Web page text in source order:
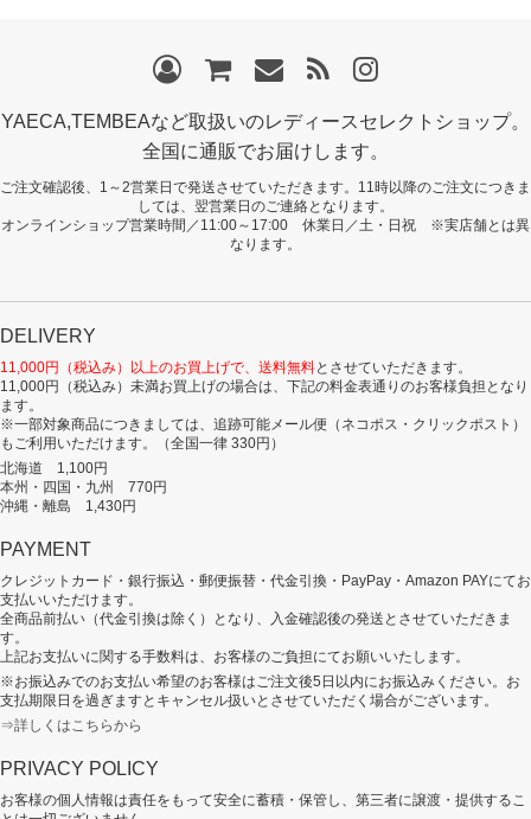
YAECA,TEMBEAなど取扱いのレディースセレクトショップ。
全国に通販でお届けします。
ご注文確認後、1～2営業日で発送させていただきます。11時以降のご注文につきま
しては、翌営業日のご連絡となります。
オンラインショップ営業時間／11:00～17:00 休業日／土・日祝 ※実店舗とは異
なります。
DELIVERY
11,000円（税込み）以上のお買上げで、送料無料とさせていただきます。
11,000円（税込み）未満お買上げの場合は、下記の料金表通りのお客様負担となり
ます。
※一部対象商品につきましては、追跡可能メール便（ネコポス・クリックポスト）
もご利用いただけます。（全国一律 330円）
北海道 1,100円
本州・四国・九州 770円
沖縄・離島 1,430円
PAYMENT
クレジットカード・銀行振込・郵便振替・代金引換・PayPay・Amazon PAYにてお
支払いいただけます。
全商品前払い（代金引換は除く）となり、入金確認後の発送とさせていただきま
す。
上記お支払いに関する手数料は、お客様のご負担にてお願いいたします。
※お振込みでのお支払い希望のお客様はご注文後5日以内にお振込みください。お
支払期限日を過ぎますとキャンセル扱いとさせていただく場合がございます。
⇒詳しくはこちらから
PRIVACY POLICY
お客様の個人情報は責任をもって安全に蓄積・保管し、第三者に譲渡・提供するこ